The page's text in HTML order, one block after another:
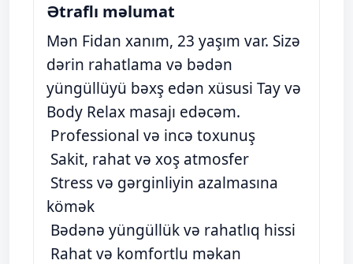
Ətraflı məlumat
Mən Fidan xanım, 23 yaşım var. Sizə
dərin rahatlama və bədən
yüngüllüyü bəxş edən xüsusi Tay və
Body Relax masajı edəcəm.
Professional və incə toxunuş
Sakit, rahat və xoş atmosfer
Stress və gərginliyin azalmasına
kömək
Bədənə yüngüllük və rahatlıq hissi
Rahat və komfortlu məkan